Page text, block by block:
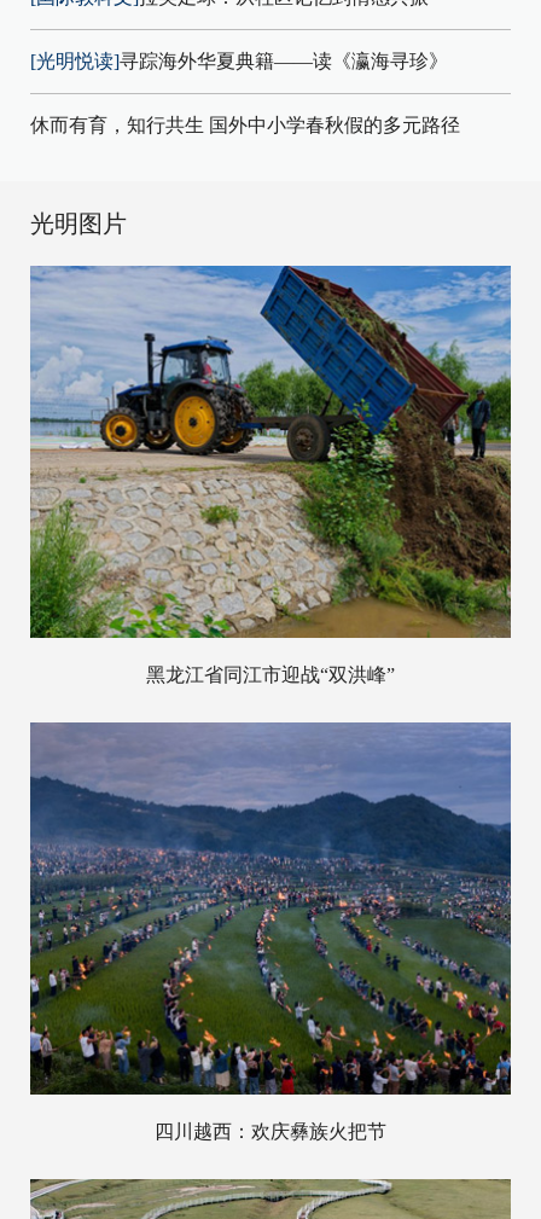
[光明悦读]寻踪海外华夏典籍——读《瀛海寻珍》
休而有育，知行共生 国外中小学春秋假的多元路径
光明图片
黑龙江省同江市迎战“双洪峰”
四川越西：欢庆彝族火把节